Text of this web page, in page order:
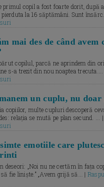
primul copil a fost foarte dorit, după
la 16 săptămâni. Sunt
mai des de când avem
copilul, parcă ne aprindem din
s-a trezit din nou noaptea
un cuplu, nu
copiilor, multe cupluri descoperă
relația se mută pe plan secund. ...
emotiile care
deseori: „Noi nu ne certăm în fața
fie liniște.” „Avem grijă să... |